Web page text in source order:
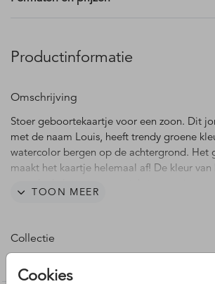
Cookies
Productinformatie
Omschrijving
Stoer geboortekaartje voor een zoon. Dit
met de naam Louis, heeft trendy groene
watercolor bergen op de achtergrond. Het
maakt het kaartje helemaal af! De kleur van
de editor.
gedrukt! Op die plek kun je straks zelf het
TOON MEER
Collectie